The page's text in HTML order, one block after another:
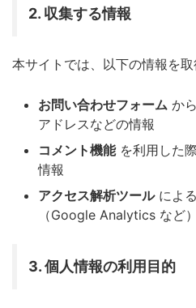
2. 収集する情報
本サイトでは、以下の情報を取
お問い合わせフォーム か
アドレスなどの情報
コメント機能を利用した
情報
アクセス解析ツールによ
（Google Analytics など）
3. 個人情報の利用目的